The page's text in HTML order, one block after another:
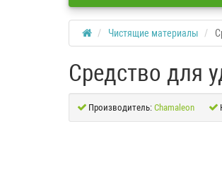
Чистящие материалы
Средство для
Производитель: Chamaleon